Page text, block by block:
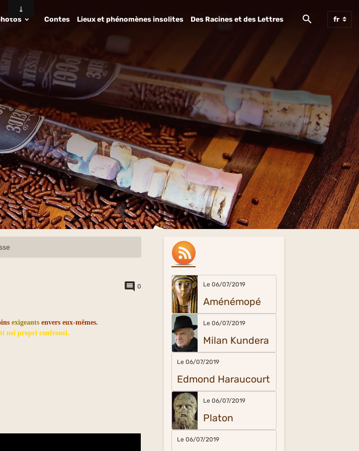
Contes Lieux et phénomènes insolites Des Racines et des Lettres
0
exigeants envers eux-mêmes.
nei propri confronti.
Le 06/07/2019
Aménémopé
Le 06/07/2019
Milan Kundera
Le 06/07/2019
Edmond Haraucourt
Le 06/07/2019
Platon
Le 06/07/2019